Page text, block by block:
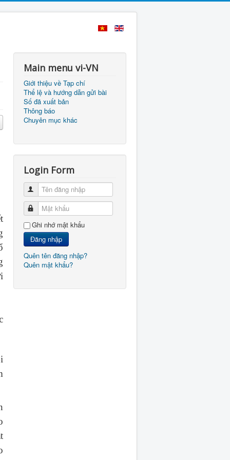
Main menu vi-VN
Giới thiệu về Tạp chí
Thể lệ và hướng dẫn gửi bài
Số đã xuất bản
Thông báo
Chuyên mục khác
Login Form
Tên đăng nhập
Mật khẩu
Ghi nhớ mật khẩu
Đăng nhập
Quên tên đăng nhập?
Quên mật khẩu?